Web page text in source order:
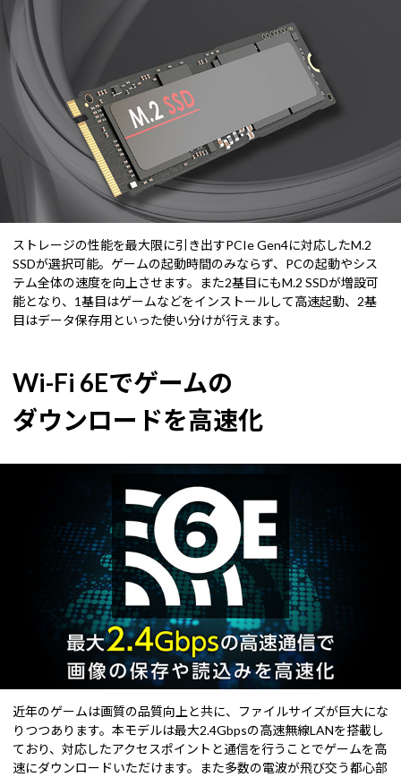
ストレージの性能を最大限に引き出すPCIe Gen4に対応したM.2
SSDが選択可能。ゲームの起動時間のみならず、PCの起動やシス
テム全体の速度を向上させます。また2基目にもM.2 SSDが増設可
能となり、1基目はゲームなどをインストールして高速起動、2基
目はデータ保存用といった使い分けが行えます。
Wi-Fi 6Eでゲームの
ダウンロードを高速化
近年のゲームは画質の品質向上と共に、ファイルサイズが巨大にな
りつつあります。本モデルは最大2.4Gbpsの高速無線LANを搭載し
ており、対応したアクセスポイントと通信を行うことでゲームを高
速にダウンロードいただけます。また多数の電波が飛び交う都心部